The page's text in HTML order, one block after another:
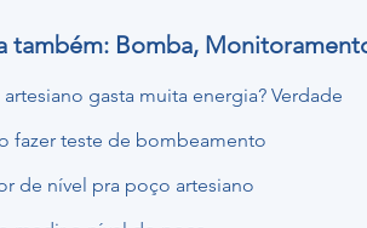
também: Bomba,
gasta muita energia? Verdade
fazer teste de bombeamento
de nível pra poço artesiano